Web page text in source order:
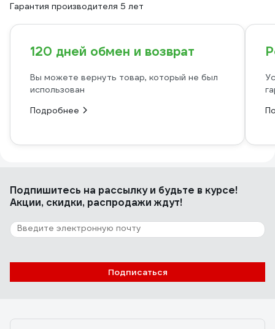
Гарантия производителя 5 лет
120 дней обмен и возврат
Вы можете вернуть товар, который не был
использован
Подробнее
Подпишитесь на рассылкуи будьте в курсе!
Акции, скидки, распродажи ждут!
Подписаться